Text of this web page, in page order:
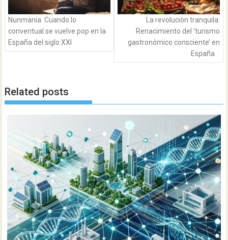
Nunmania: Cuando lo
conventual se vuelve pop en la
España del siglo XXI
La revolución tranquila:
Renacimiento del ‘turismo
gastronómico consciente’ en
España
Related posts